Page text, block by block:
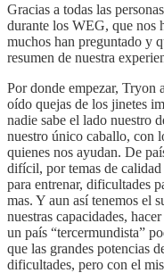
Gracias a todas las
durante los WEG, que nos
muchos han preguntado y
resumen de nuestra
Por donde empezar, Tryon
oído quejas de los jinetes
nadie sabe el lado nuestro
nuestro único caballo, con
quienes nos ayudan. De
difícil, por temas de
para entrenar, dificultades
mas. Y aun así tenemos el
nuestras capacidades,
un país “tercermundista”
que las grandes potencias
dificultades, pero con el